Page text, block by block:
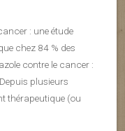
: une étude
chez 84 % des
contre le cancer :
plusieurs
thérapeutique (ou